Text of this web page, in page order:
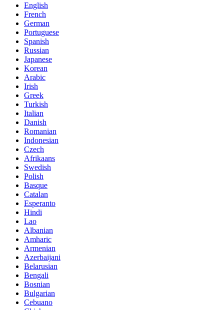
English
French
German
Portuguese
Spanish
Russian
Japanese
Korean
Arabic
Irish
Greek
Turkish
Italian
Danish
Romanian
Indonesian
Czech
Afrikaans
Swedish
Polish
Basque
Catalan
Esperanto
Hindi
Lao
Albanian
Amharic
Armenian
Azerbaijani
Belarusian
Bengali
Bosnian
Bulgarian
Cebuano